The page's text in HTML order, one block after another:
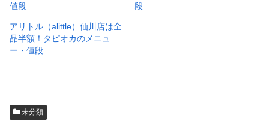
値段
段
アリトル（alittle）仙川店は全
品半額！タピオカのメニュ
ー・値段
未分類